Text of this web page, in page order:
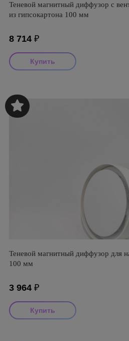
Теневой магнитный диффузор с
из гипсокартона 100 мм
8 714 ₽
Теневой магнитный диффузор для
100 мм
3 964 ₽